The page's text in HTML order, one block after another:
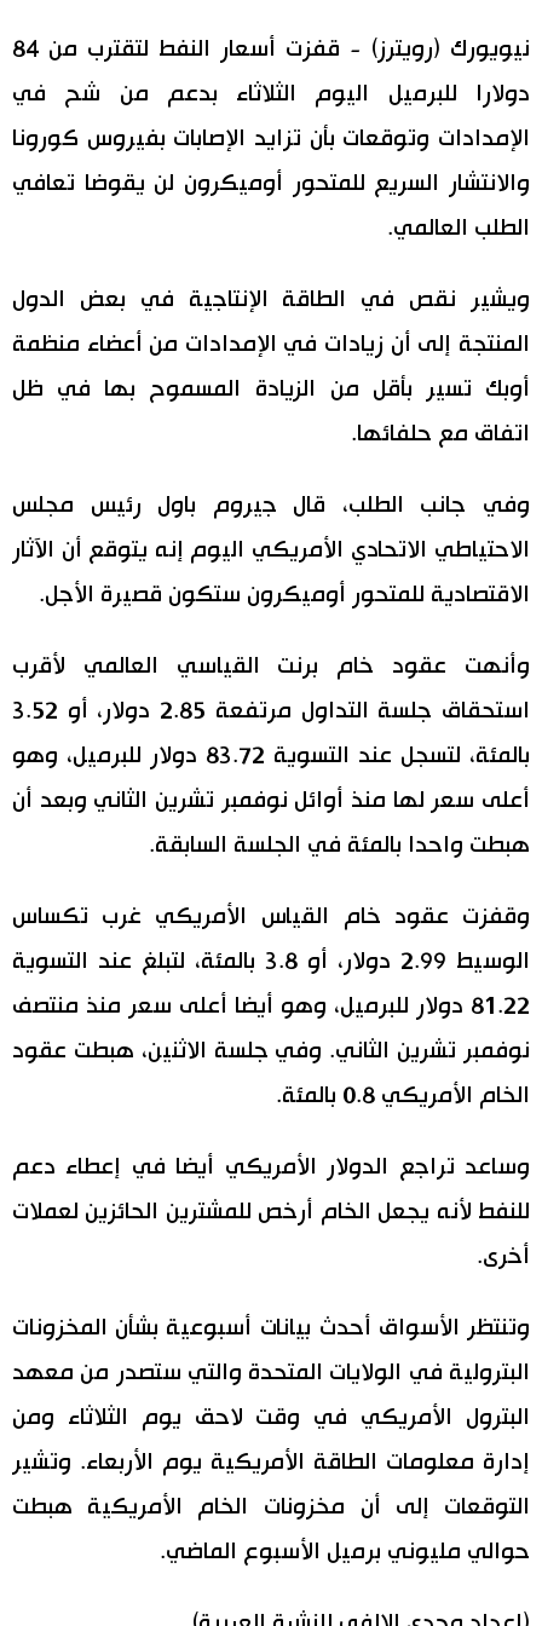
اقتصاد
ثقافة
إعلان
المطبخ الياباني
نيويورك (رويترز) - قفزت أسعار النفط لتقترب من 84
دولارا للبرميل اليوم الثلاثاء بدعم من شح في
الإمدادات وتوقعات بأن تزايد الإصابات بفيروس كورونا
والانتشار السريع للمتحور أوميكرون لن يقوضا تعافي
الطلب العالمي.
ويشير نقص في الطاقة الإنتاجية في بعض الدول
المنتجة إلى أن زيادات في الإمدادات من أعضاء منظمة
أوبك تسير بأقل من الزيادة المسموح بها في ظل
اتفاق مع حلفائها.
وفي جانب الطلب، قال جيروم باول رئيس مجلس
الاحتياطي الاتحادي الأمريكي اليوم إنه يتوقع أن الآثار
الاقتصادية للمتحور أوميكرون ستكون قصيرة الأجل.
وأنهت عقود خام برنت القياسي العالمي لأقرب
استحقاق جلسة التداول مرتفعة 2.85 دولار، أو 3.52
بالمئة، لتسجل عند التسوية 83.72 دولار للبرميل، وهو
أعلى سعر لها منذ أوائل نوفمبر تشرين الثاني وبعد أن
هبطت واحدا بالمئة في الجلسة السابقة.
وقفزت عقود خام القياس الأمريكي غرب تكساس
الوسيط 2.99 دولار، أو 3.8 بالمئة، لتبلغ عند التسوية
81.22 دولار للبرميل، وهو أيضا أعلى سعر منذ منتصف
نوفمبر تشرين الثاني. وفي جلسة الاثنين، هبطت عقود
الخام الأمريكي 0.8 بالمئة.
وساعد تراجع الدولار الأمريكي أيضا في إعطاء دعم
للنفط لأنه يجعل الخام أرخص للمشترين الحائزين لعملات
أخرى.
وتنتظر الأسواق أحدث بيانات أسبوعية بشأن المخزونات
البترولية في الولايات المتحدة والتي ستصدر من معهد
البترول الأمريكي في وقت لاحق يوم الثلاثاء ومن
إدارة معلومات الطاقة الأمريكية يوم الأربعاء. وتشير
التوقعات إلى أن مخزونات الخام الأمريكية هبطت
حوالي مليوني برميل الأسبوع الماضي.